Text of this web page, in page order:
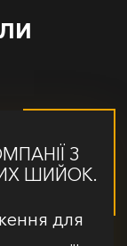
З
ШИЙОК.
для